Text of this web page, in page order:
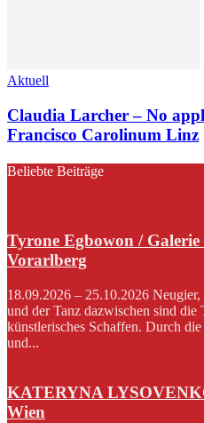
Aktuell
Claudia Larcher – No
Francisco Carolinum Linz
Beliebte Beiträge
Tyrone Egbowon /
Vorarlberg
18.09.2026 – 25.10.2026
und der Tanz dazwischen sind
künstlerisches Schaffen. Durch
und...
KATERYNA
Wien